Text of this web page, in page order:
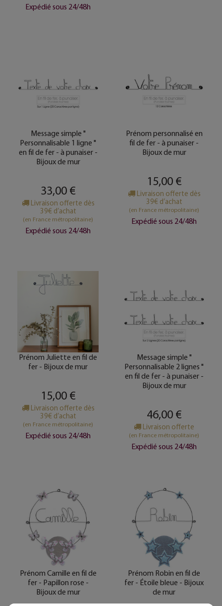
Expédié sous 24/48h
Message simple "
Personnalisable 1 ligne "
en fil de fer - à punaiser -
Bijoux de mur
33,00 €
Livraison offerte dès
39€ d’achat
(en France métropolitaine)
Expédié sous 24/48h
Prénom personnalisé en
fil de fer - à punaiser -
Bijoux de mur
15,00 €
Livraison offerte dès
39€ d’achat
(en France métropolitaine)
Expédié sous 24/48h
Prénom Juliette en fil de
fer - Bijoux de mur
15,00 €
Livraison offerte dès
39€ d’achat
(en France métropolitaine)
Expédié sous 24/48h
Message simple "
Personnalisable 2 lignes "
en fil de fer - à punaiser -
Bijoux de mur
46,00 €
Livraison offerte
(en France métropolitaine)
Expédié sous 24/48h
Prénom Camille en fil de
fer - Papillon rose -
Bijoux de mur
Prénom Robin en fil de
fer - Étoile bleue - Bijoux
de mur